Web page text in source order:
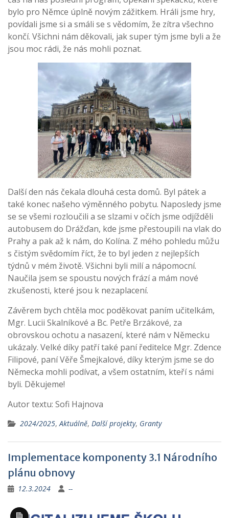
bylo pro Němce úplně novým zážitkem. Hráli jsme hry,
povídali jsme si a smáli se s vědomím, že zítra všechno
končí. Všichni nám děkovali, jak super tým jsme byli a že
jsou moc rádi, že nás mohli poznat.
Další den nás čekala dlouhá cesta domů. Byl pátek a
také konec našeho výměnného pobytu. Naposledy jsme
se se všemi rozloučili a se slzami v očích jsme odjížděli
autobusem do Drážďan, kde jsme přestoupili na vlak do
Prahy a pak až k nám, do Kolína. Z mého pohledu můžu
s čistým svědomím říct, že to byl jeden z nejlepších
týdnů v mém životě. Všichni byli milí a nápomocní.
Naučila jsem se spoustu nových frází a mám nové
zkušenosti, které jsou k nezaplacení.
Závěrem bych chtěla moc poděkovat paním učitelkám,
Mgr. Lucii Skalníkové a Bc. Petře Brzákové, za
obrovskou ochotu a nasazení, které nám v Německu
ukázaly. Velké díky patří také paní ředitelce Mgr. Zdence
Filipové, paní Věře Šmejkalové, díky kterým jsme se do
Německa mohli podívat, a všem ostatním, kteří s námi
byli. Děkujeme!
Autor textu: Sofi Hajnova
2024/2025,Aktuálně, Další projekty, Granty
Implementace komponenty 3.1 Národního
plánu obnovy
12.3.2024 --